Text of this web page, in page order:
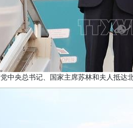
中央总书记、国家主席苏林和夫人抵达